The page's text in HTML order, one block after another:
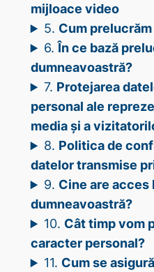
mijloace video
5. Cum
6.În ce bază
dumneavoastră?
7. Protejarea
personal ale
media și a
8. Politica de
datelor transmise
9. Cine are acces
dumneavoastră?
10. Cât timp vom
caracter personal?
11. Cum se